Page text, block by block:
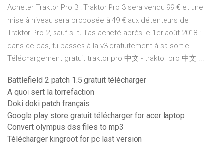
Acheter Traktor Pro 3 : Traktor Pro 3 sera vendu 99 € et une
mise à niveau sera proposée à 49 € aux détenteurs de
Traktor Pro 2, sauf si tu l’as acheté après le 1er août 2018 :
dans ce cas, tu passes à la v3 gratuitement à sa sortie.
Téléchargement gratuit traktor pro 中文 - traktor pro 中文 ...
Battlefield 2 patch 1.5 gratuit télécharger
A quoi sert la torrefaction
Doki doki patch français
Google play store gratuit télécharger for acer laptop
Convert olympus dss files to mp3
Télécharger kingroot for pc last version